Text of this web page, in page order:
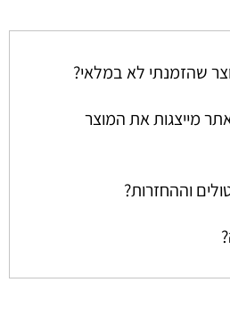
שהזמנתי לא במלאי?
מייצגות את המוצר
וההחזרות?